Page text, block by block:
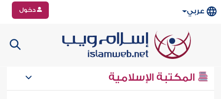
عربي دخول
المكتبة الإسلامية